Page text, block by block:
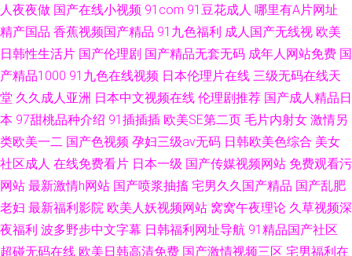
人夜夜做 国产在线小视频 91com 91豆花成人 哪里有A片网址
精产国品 香蕉视频国产精品 91九色福利 成人国产无线视 欧美
日韩性生活片 国产伦理剧 国产精品无套无码 成年人网站免费 国
产精品1000 91九色在线视频 日本伦理片在线 三级无码在线天
堂 久久成人亚洲 日本中文视频在线 伦理剧推荐 国产成人精品日
本 97甜桃品种介绍 91插插插 欧美SE第二页 毛片内射女 激情另
类欧美一二 国产色视频 孕妇三级av无码 日韩欧美色综合 美女
社区成人 在线免费看片 日本一级 国产传媒视频网站 免费观看污
网站 最新激情h网站 国产喷浆抽搐 宅男久久国产精品 国产乱肥
老妇 最新福利影院 欧美人妖视频网站 窝窝午夜理论 久草视频深
夜福利 波多野步中文字幕 日韩福利网址导航 91精品国产社区
超碰无码在线 欧美日韩高清免费 国产激情视频三区 宅男福利在